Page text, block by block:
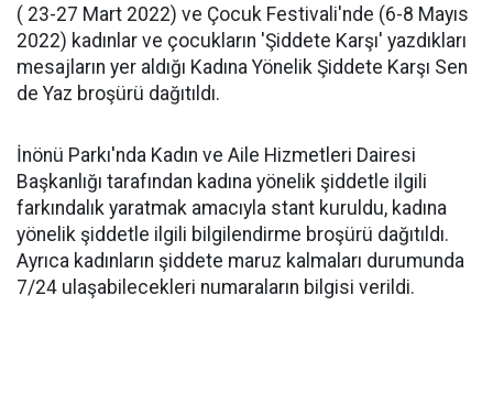
( 23-27 Mart 2022) ve Çocuk Festivali'nde (6-8 Mayıs
2022) kadınlar ve çocukların 'Şiddete Karşı' yazdıkları
mesajların yer aldığı Kadına Yönelik Şiddete Karşı Sen
de Yaz broşürü dağıtıldı.
İnönü Parkı'nda Kadın ve Aile Hizmetleri Dairesi
Başkanlığı tarafından kadına yönelik şiddetle ilgili
farkındalık yaratmak amacıyla stant kuruldu, kadına
yönelik şiddetle ilgili bilgilendirme broşürü dağıtıldı.
Ayrıca kadınların şiddete maruz kalmaları durumunda
7/24 ulaşabilecekleri numaraların bilgisi verildi.